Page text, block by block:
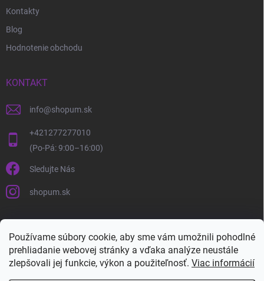
Používame súbory cookie, aby sme vám umožnili pohodlné
prehliadanie webovej stránky a vďaka analýze neustále
zlepšovali jej funkcie, výkon a použiteľnosť. Viac informácií
Kontakty
Blog
Hodnotenie obchodu
KONTAKT
info@shopum.sk
+421277277010
Sledujte Nás
shopum.sk